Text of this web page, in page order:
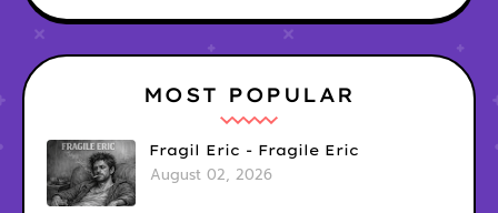
MOST POPULAR
Fragil Eric - Fragile Eric
August 02, 2026